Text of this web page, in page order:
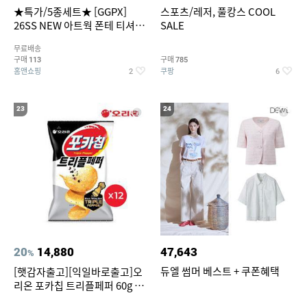
★특가/5종세트★ [GGPX]
26SS NEW 아트웍 폰테 티셔츠
무료배송
구매 113
홈앤쇼핑 2
스포츠/레저, 풀캉스 COOL
SALE
구매 785
쿠팡 6
23
20% 14,880
[햇감자출고][익일바로출고]오
리온 포카칩 트리플페퍼 60g 12
24
47,643
듀엘 썸머 베스트 + 쿠폰혜택